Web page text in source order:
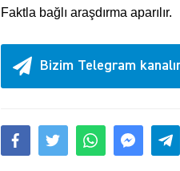
Faktla bağlı araşdırma aparılır.
Bizim Telegram